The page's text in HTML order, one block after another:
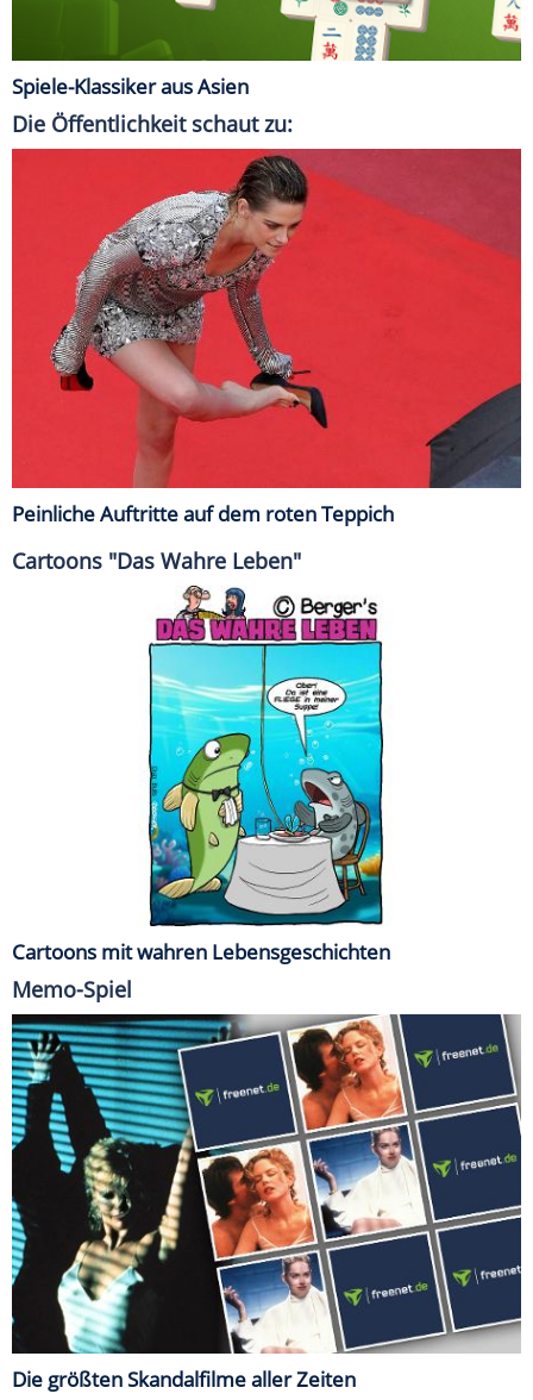
Spiele-Klassiker aus Asien
Die Öffentlichkeit schaut zu:
Peinliche Auftritte auf dem roten Teppich
Cartoons "Das Wahre Leben"
Cartoons mit wahren Lebensgeschichten
Memo-Spiel
Die größten Skandalfilme aller Zeiten